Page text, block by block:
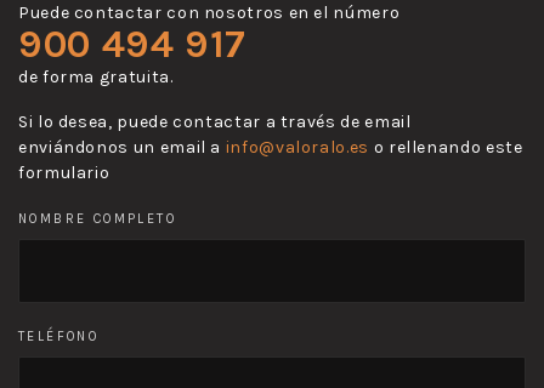
Puede contactar con nosotros en el número
900 494 917
de forma gratuita.
Si lo desea, puede contactar a través de email
enviándonos un email a info@valoralo.es o rellenando este
formulario
NOMBRE COMPLETO
TELÉFONO